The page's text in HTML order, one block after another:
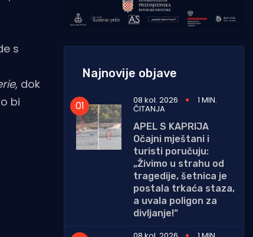
s
, dok
bi
Najnovije objave
08 kol. 2026 1 MIN.
ČITANJA
APEL S KAPRIJA
Očajni mještani i
turisti poručuju:
„Živimo u strahu od
tragedije, šetnica je
postala trkaća staza,
a uvala poligon za
divljanje!“